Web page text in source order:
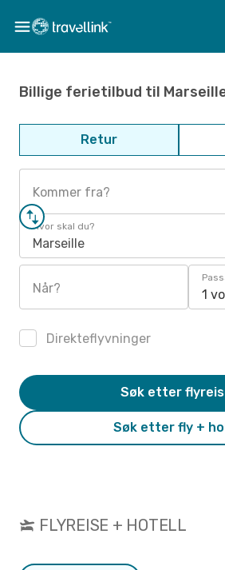
Billige ferietilbud til
Retur
Kommer fra?
Hvor skal du?
Marseille
Når? 1
Direkteflyvninger
Søk etter fly +
Søk etter
FLYREISE + HOTELL